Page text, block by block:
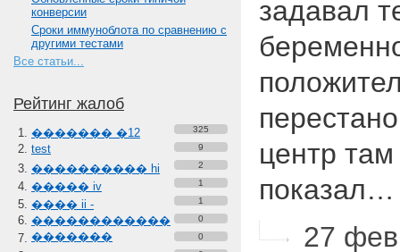
конверсии
Сроки иммуноблота по сравнению с
другими тестами
Все статьи...
Рейтинг жалоб
������� �12 325
test 9
���������� hi 2
����� iv 1
���� ii -
������������
�������
1
0
0
задавал
центр
27